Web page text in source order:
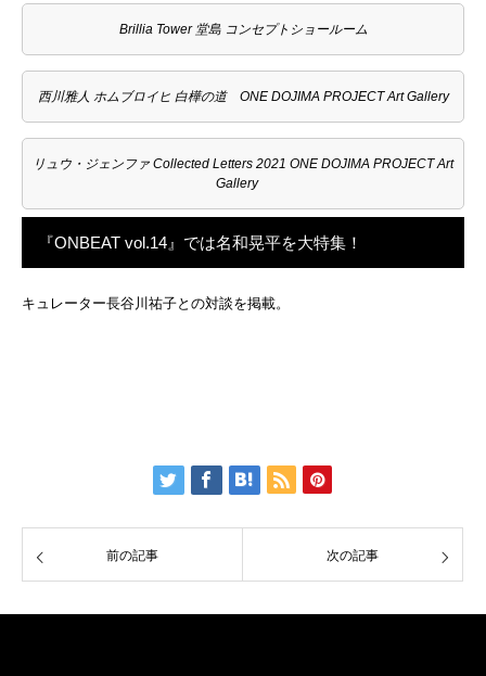
Brillia Tower 堂島 コンセプトショールーム
西川雅人 ホムブロイヒ 白樺の道 ONE DOJIMA PROJECT Art Gallery
リュウ・ジェンファ Collected Letters 2021 ONE DOJIMA PROJECT Art
Gallery
『ONBEAT vol.14』では名和晃平を大特集！
キュレーター長谷川祐子との対談を掲載。
前の記事 次の記事